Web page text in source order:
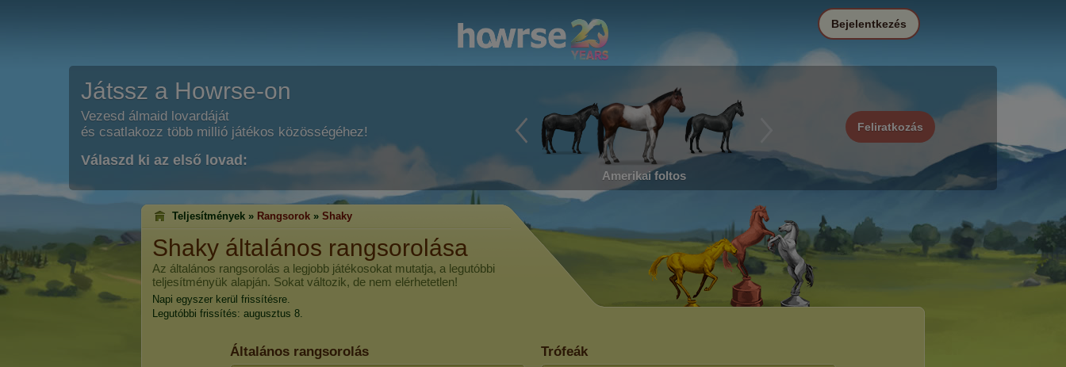
Játssz a Howrse-on
Vezesd álmaid lovardáját
és csatlakozz több millió játékos közösségéhez!
Válaszd ki az első lovad:
Amerikai foltos
Feliratkozás
Bejelentkezés
Teljesítmények » Rangsorok » Shaky
Shaky általános rangsorolása
Az általános rangsorolás a legjobb játékosokat mutatja, a legutóbbi
teljesítményük alapján. Sokat változik, de nem elérhetetlen!
Napi egyszer kerül frissítésre.
Legutóbbi frissítés: augusztus 8.
Általános rangsorolás Trófeák